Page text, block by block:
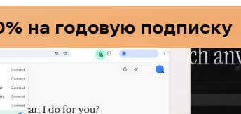
годовую подписку